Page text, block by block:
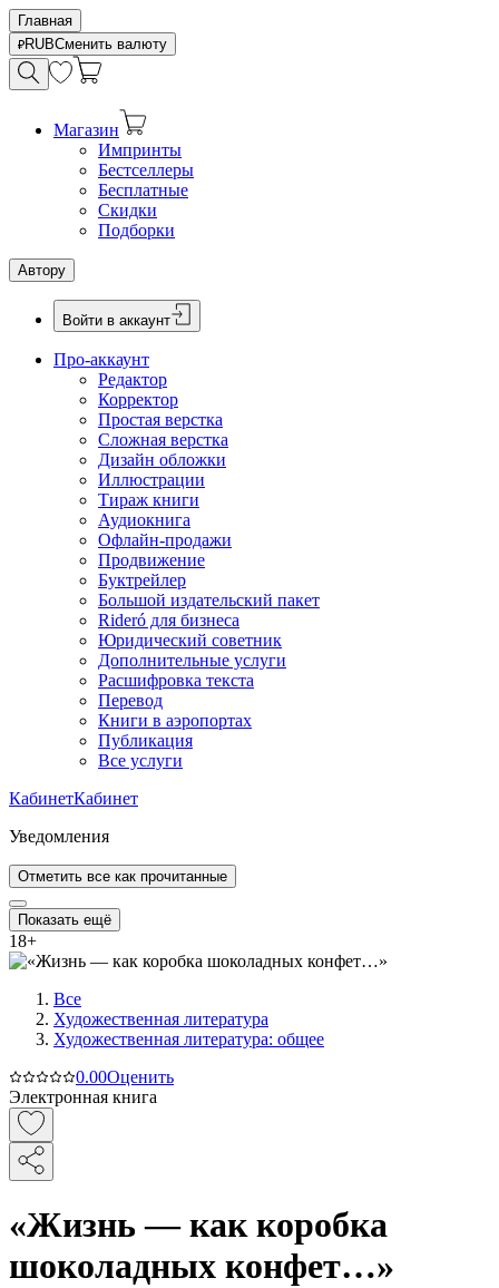
Главная
RUBСменить валюту
Магазин
Импринты
Бестселлеры
Бесплатные
Скидки
Подборки
Автору
Войти в аккаунт
Про-аккаунт
Редактор
Корректор
Простая верстка
Сложная верстка
Дизайн обложки
Иллюстрации
Тираж книги
Аудиокнига
Офлайн-продажи
Продвижение
Буктрейлер
Большой издательский пакет
Rideró для бизнеса
Юридический советник
Дополнительные услуги
Расшифровка текста
Перевод
Книги в аэропортах
Публикация
Все услуги
КабинетКабинет
Уведомления
Отметить все как прочитанные
Показать ещё
18+
Все
Художественная литература
Художественная литература: общее
0.00Оценить
Электронная книга
«Жизнь — как коробка
шоколадных конфет…»